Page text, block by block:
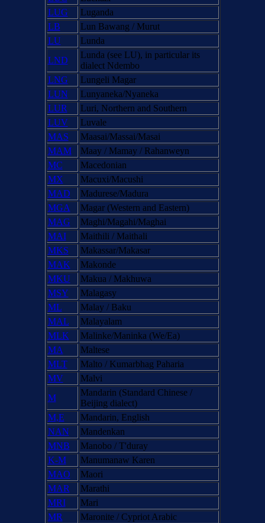
LUG
Luganda
LB
Lun Bawang / Murut
LU
Lunda
LND
Lunda (see LU), in particular its
dialect Ndembo
LNG
Lungeli Magar
LUN
Lunyaneka/Nyaneka
LUR
Luri, Northern and Southern
LUV
Luvale
MAS
Maasai/Massai/Masai
MAM
Maay / Mamay / Rahanweyn
MC
Macedonian
MX
Macuxi/Macushi
MAD
Madurese/Madura
MGA
Magar (Western and Eastern)
MAG
Maghi/Magahi/Maghai
MAI
Maithili / Maithali
MKS
Makassar/Makasar
MAK
Makonde
MKU
Makua / Makhuwa
MSY
Malagasy
ML
Malay / Baku
MAL
Malayalam
MLK
Malinke/Maninka (We/Ea)
MA
Maltese
MLT
Malto / Kumarbhag Paharia
MV
Malvi
M
Mandarin (Standard Chinese /
Beijing dialect)
M,E
Mandarin, English
NAN
Mandenkan
MNB
Manobo / T'duray
K-M
Manumanaw Karen
MAO
Maori
MAR
Marathi
MRI
Mari
MR
Maronite / Cypriot Arabic